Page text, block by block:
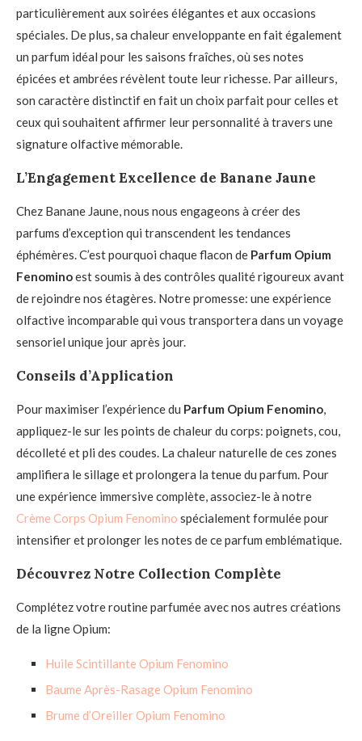
particulièrement aux soirées élégantes et aux occasions
spéciales. De plus, sa chaleur enveloppante en fait également
un parfum idéal pour les saisons fraîches, où ses notes
épicées et ambrées révèlent toute leur richesse. Par ailleurs,
son caractère distinctif en fait un choix parfait pour celles et
ceux qui souhaitent affirmer leur personnalité à travers une
signature olfactive mémorable.
L’Engagement Excellence de Banane Jaune
Chez Banane Jaune, nous nous engageons à créer des
parfums d’exception qui transcendent les tendances
éphémères. C’est pourquoi chaque flacon de Parfum Opium
Fenominoest soumis à des contrôles qualité rigoureux avant
de rejoindre nos étagères. Notre promesse: une expérience
olfactive incomparable qui vous transportera dans un voyage
sensoriel unique jour après jour.
Conseils d’Application
Pour maximiser l’expérience du Parfum Opium Fenomino,
appliquez-le sur les points de chaleur du corps: poignets, cou,
décolleté et pli des coudes. La chaleur naturelle de ces zones
amplifiera le sillage et prolongera la tenue du parfum. Pour
une expérience immersive complète, associez-le à notre
Crème Corps Opium Fenomino spécialement formulée pour
intensifier et prolonger les notes de ce parfum emblématique.
Découvrez Notre Collection Complète
Complétez votre routine parfumée avec nos autres créations
de la ligne Opium:
Huile Scintillante Opium Fenomino
Baume Après-Rasage Opium Fenomino
Brume d’Oreiller Opium Fenomino